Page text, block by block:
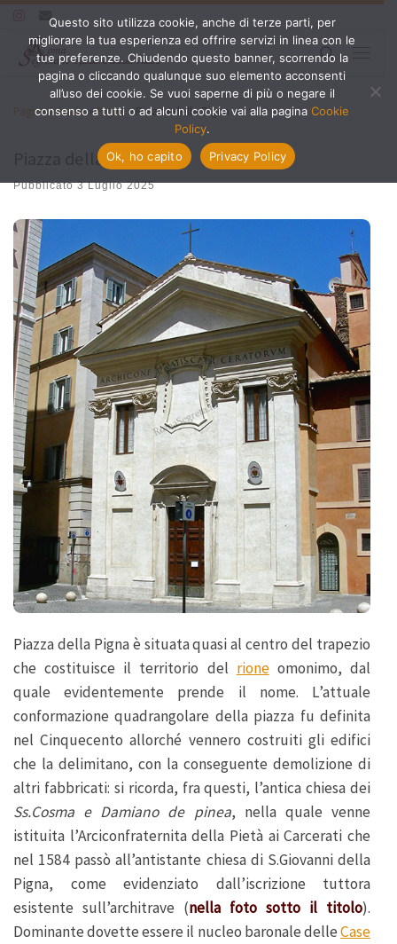
Passa al contenuto
Search
Pagina iniziale »Pigna » Piazza della Pigna
Piazza della Pigna
Pubblicato3 Luglio 2025
Piazza della Pigna è situata quasi al centro del trapezio
che costituisce il territorio del rioneomonimo, dal
quale evidentemente prende il nome. L’attuale
conformazione quadrangolare della piazza fu definita
nel Cinquecento allorché vennero costruiti gli edifici
che la delimitano, con la conseguente demolizione di
altri fabbricati: si ricorda, fra questi, l’antica chiesa dei
Ss.Cosma e Damiano de pinea, nella quale venne
istituita l’Arciconfraternita della Pietà ai Carcerati che
nel 1584 passò all’antistante chiesa di S.Giovanni della
Pigna, come evidenziato dall’iscrizione tuttora
esistente sull’architrave (nella foto sotto il titolo).
Dominante dovette essere il nucleo baronale delleCase
Questo sito utilizza cookie, anche di terze parti, per
migliorare la tua esperienza ed offrire servizi in linea con le
tue preferenze. Chiudendo questo banner, scorrendo la
pagina o cliccando qualunque suo elemento acconsenti
all’uso dei cookie. Se vuoi saperne di più o negare il
consenso a tutti o ad alcuni cookie vai alla pagina Cookie
Policy.
Ok, ho capito
Privacy Policy